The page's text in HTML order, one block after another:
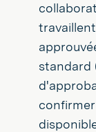
standard